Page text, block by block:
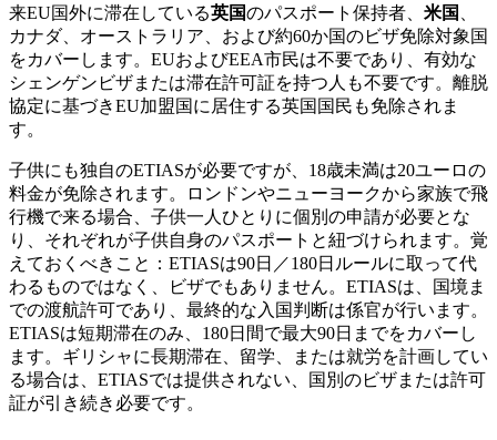
来EU国外に滞在している英国のパスポート保持者、 米国
カナダ、オーストラリア、および約60か国のビザ免除対象国
をカバーします。EUおよびEEA市民は不要であり、有効な
シェンゲンビザまたは滞在許可証を持つ人も不要です。離脱
協定に基づきEU加盟国に居住する英国国民も免除されま
す。
子供にも独自のETIASが必要ですが、18歳未満は20ユーロの
料金が免除されます。ロンドンやニューヨークから家族で飛
行機で来る場合、子供一人ひとりに個別の申請が必要とな
り、それぞれが子供自身のパスポートと紐づけられます。覚
えておくべきこと：ETIASは90日／180日ルールに取って代
わるものではなく、ビザでもありません。ETIASは、国境ま
での渡航許可であり、最終的な入国判断は係官が行います。
ETIASは短期滞在のみ、180日間で最大90日までをカバーし
ます。ギリシャに長期滞在、留学、または就労を計画してい
る場合は、ETIASでは提供されない、国別のビザまたは許可
証が引き続き必要です。